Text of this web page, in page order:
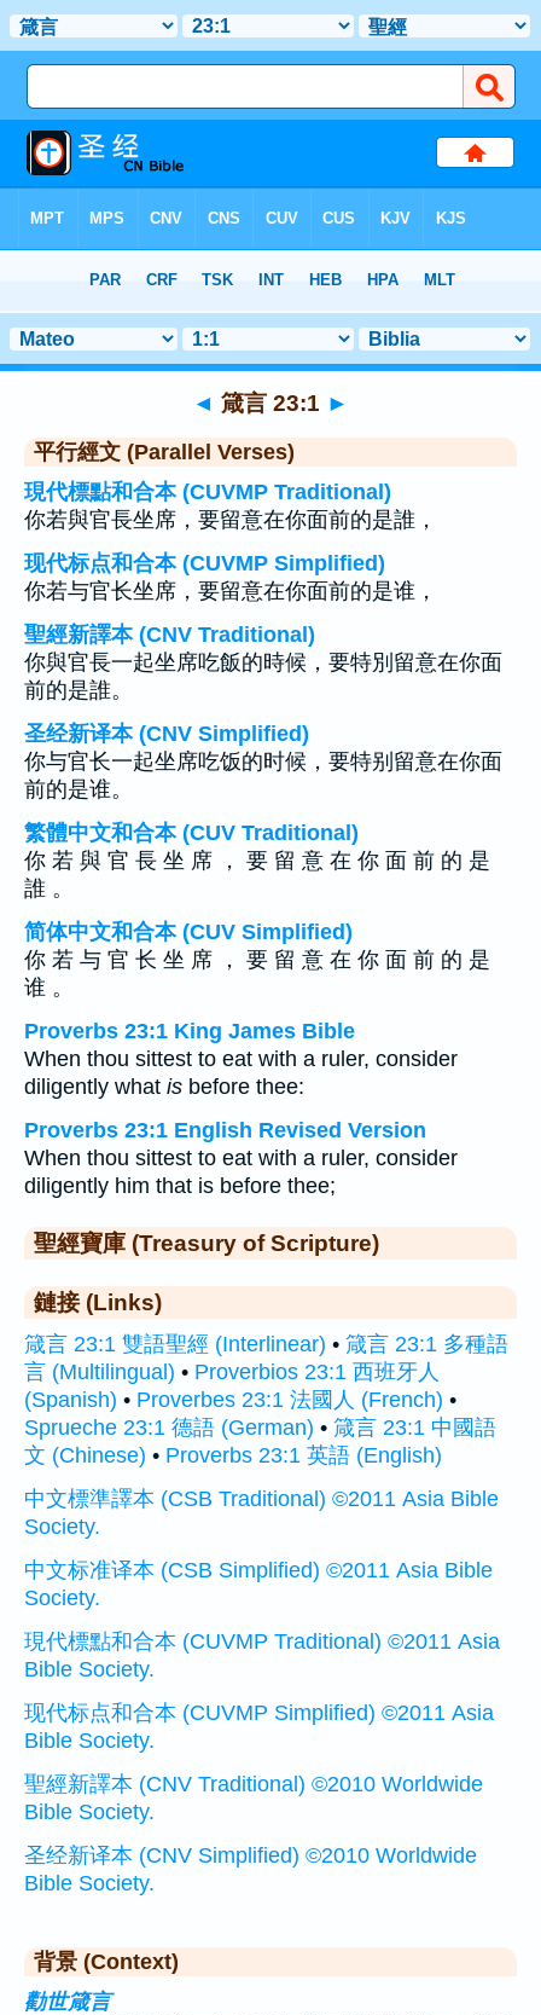
> 聖經金句 1
◄ 箴言 23:1 ►
平行經文 (Parallel Verses)
現代標點和合本 (CUVMP Traditional)
你若與官長坐席，要留意在你面前的是誰，
现代标点和合本 (CUVMP Simplified)
你若与官长坐席，要留意在你面前的是谁，
聖經新譯本 (CNV Traditional)
你與官長一起坐席吃飯的時候，要特別留意在你面
前的是誰。
圣经新译本 (CNV Simplified)
你与官长一起坐席吃饭的时候，要特别留意在你面
前的是谁。
繁體中文和合本 (CUV Traditional)
你 若 與 官 長 坐 席 ， 要 留 意 在 你 面 前 的 是
誰 。
简体中文和合本 (CUV Simplified)
你 若 与 官 长 坐 席 ， 要 留 意 在 你 面 前 的 是
谁 。
Proverbs 23:1 King James Bible
When thou sittest to eat with a ruler, consider
diligently what is before thee:
Proverbs 23:1 English Revised Version
When thou sittest to eat with a ruler, consider
diligently him that is before thee;
聖經寶庫 (Treasury of Scripture)
鏈接 (Links)
箴言 23:1 雙語聖經 (Interlinear) • 箴言 23:1 多種語
言 (Multilingual) • Proverbios 23:1 西班牙人
(Spanish) • Proverbes 23:1 法國人 (French) •
Sprueche 23:1 德語 (German) • 箴言 23:1 中國語
文 (Chinese) • Proverbs 23:1 英語 (English)
中文標準譯本 (CSB Traditional) ©2011 Asia Bible
Society.
中文标准译本 (CSB Simplified) ©2011 Asia Bible
Society.
現代標點和合本 (CUVMP Traditional) ©2011 Asia
Bible Society.
现代标点和合本 (CUVMP Simplified) ©2011 Asia
Bible Society.
聖經新譯本 (CNV Traditional) ©2010 Worldwide
Bible Society.
圣经新译本 (CNV Simplified) ©2010 Worldwide
Bible Society.
背景 (Context)
勸世箴言